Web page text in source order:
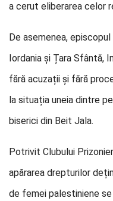
a cerut eliberarea celor
De asemenea,
Iordania și Țara Sfântă,
fără acuzații și fără
la situația uneia dintre
biserici din Beit Jala.
Potrivit Clubului
apărarea drepturilor
de femei palestiniene